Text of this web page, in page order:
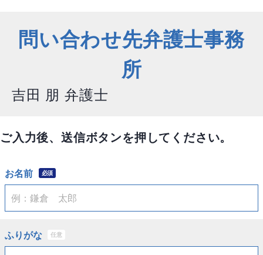
問い合わせ先弁護士事務
所
吉田 朋 弁護士
ご入力後、送信ボタンを押してください。
お名前 必須
ふりがな 任意